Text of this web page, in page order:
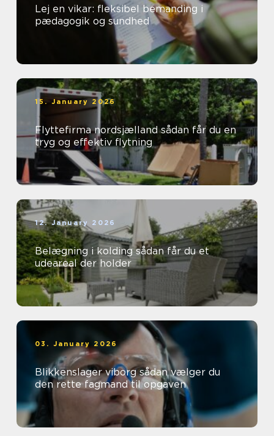
Lej en vikar: fleksibel bemanding i
pædagogik og sundhed
15. January 2026
Flyttefirma nordsjælland sådan får du en
tryg og effektiv flytning
12. January 2026
Belægning i kolding sådan får du et
udeareal der holder
03. January 2026
Blikkenslager viborg sådan vælger du
den rette fagmand til opgaven